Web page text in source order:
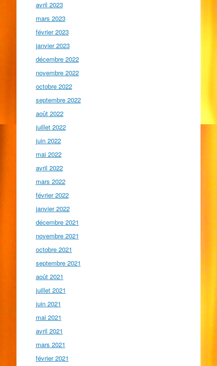
avril 2023
mars 2023
février 2023
janvier 2023
décembre 2022
novembre 2022
octobre 2022
septembre 2022
août 2022
juillet 2022
juin 2022
mai 2022
avril 2022
mars 2022
février 2022
janvier 2022
décembre 2021
novembre 2021
octobre 2021
septembre 2021
août 2021
juillet 2021
juin 2021
mai 2021
avril 2021
mars 2021
février 2021